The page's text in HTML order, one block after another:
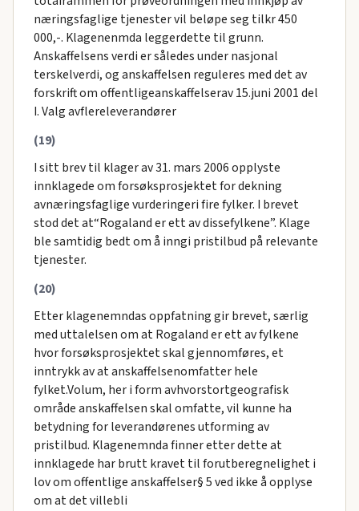
næringsfaglige tjenester vil beløpe seg tilkr 450
000,-. Klagenenmda leggerdette til grunn.
Anskaffelsens verdi er således under nasjonal
terskelverdi, og anskaffelsen reguleres med det av
forskrift om offentligeanskaffelserav 15.juni 2001 del
I. Valg avflereleverandører
(19)
I sitt brev til klager av 31. mars 2006 opplyste
innklagede om forsøksprosjektet for dekning
avnæringsfaglige vurderingeri fire fylker. I brevet
stod det at“Rogaland er ett av dissefylkene”. Klage
ble samtidig bedt om å inngi pristilbud på relevante
tjenester.
(20)
Etter klagenemndas oppfatning gir brevet, særlig
med uttalelsen om at Rogaland er ett av fylkene
hvor forsøksprosjektet skal gjennomføres, et
inntrykk av at anskaffelsenomfatter hele
fylket.Volum, her i form avhvorstortgeografisk
område anskaffelsen skal omfatte, vil kunne ha
betydning for leverandørenes utforming av
pristilbud. Klagenemnda finner etter dette at
innklagede har brutt kravet til forutberegnelighet i
lov om offentlige anskaffelser§ 5 ved ikke å opplyse
om at det villebli